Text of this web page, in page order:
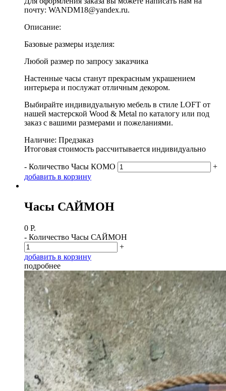
почту: WANDM18@yandex.ru.
Описание:
Базовые размеры изделия:
Любой размер по запросу заказчика
Настенные часы станут прекрасным украшением
интерьера и послужат отличным декором.
Выбирайте индивидуальную мебель в стиле LOFT от
нашей мастерской Wood & Metal по каталогу или под
заказ с вашими размерами и пожеланиями.
Наличие: Предзаказ
Итоговая стоимость рассчитывается индивидуально
- Количество Часы КОМО
+
добавить в корзину
Часы САЙМОН
0 Р.
- Количество Часы САЙМОН
+
добавить в корзину
подробнее